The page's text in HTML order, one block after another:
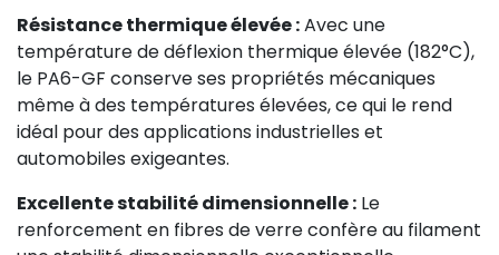
Résistance thermique élevée :Avec une
température de déflexion thermique élevée (182°C),
le PA6-GF conserve ses propriétés mécaniques
même à des températures élevées, ce qui le rend
idéal pour des applications industrielles et
automobiles exigeantes.
Excellente stabilité dimensionnelle : Le
renforcement en fibres de verre confère au filament